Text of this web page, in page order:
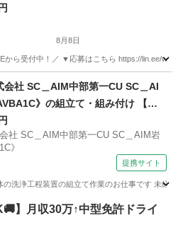
8月8日
から受付中！／ ▼応募はこちら https://lin.ee/
会社 SC＿AIM中部第一CU SC＿AI
》の組立て・組み付け 【制
社 SC＿AIM中部第一CU SC＿AIM岩
》
提携サイト
洗浄工程装置の組立て作業のお仕事です 未
】月収30万↑中型免許ドライ